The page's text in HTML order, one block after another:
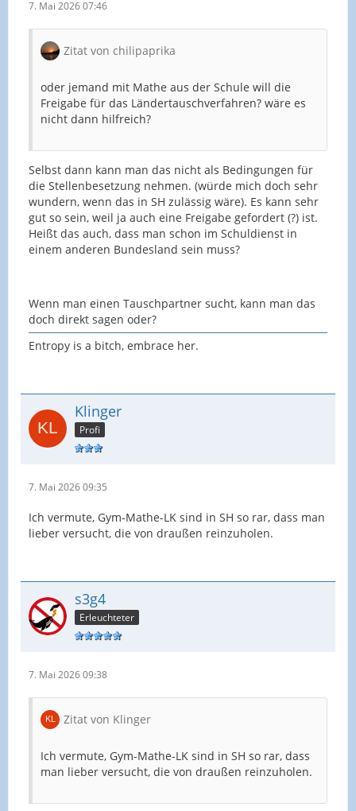
7. Mai 2026 07:46
Zitat von chilipaprika
oder jemand mit Mathe aus der Schule will die
Freigabe für das Ländertauschverfahren? wäre es
nicht dann hilfreich?
Selbst dann kann man das nicht als Bedingungen für
die Stellenbesetzung nehmen. (würde mich doch sehr
wundern, wenn das in SH zulässig wäre). Es kann sehr
gut so sein, weil ja auch eine Freigabe gefordert (?) ist.
Heißt das auch, dass man schon im Schuldienst in
einem anderen Bundesland sein muss?
Wenn man einen Tauschpartner sucht, kann man das
doch direkt sagen oder?
Entropy is a bitch, embrace her.
Klinger
Profi
7. Mai 2026 09:35
Ich vermute, Gym-Mathe-LK sind in SH so rar, dass man
lieber versucht, die von draußen reinzuholen.
s3g4
Erleuchteter
7. Mai 2026 09:38
Zitat von Klinger
Ich vermute, Gym-Mathe-LK sind in SH so rar, dass
man lieber versucht, die von draußen reinzuholen.